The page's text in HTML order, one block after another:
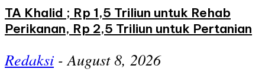
TA Khalid ; Rp 1,5 Triliun untuk Rehab
Perikanan, Rp 2,5 Triliun untuk Pertanian
Redaksi - August 8, 2026